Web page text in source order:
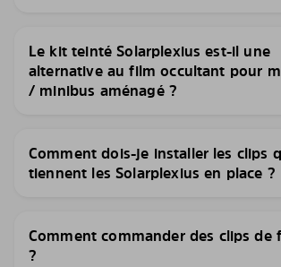
Le kit teinté Solarplexius est-il une
alternative au film occultant pour
/ minibus aménagé ?
Comment dois-je installer les clips
tiennent les Solarplexius en place ?
Comment commander des clips de
?